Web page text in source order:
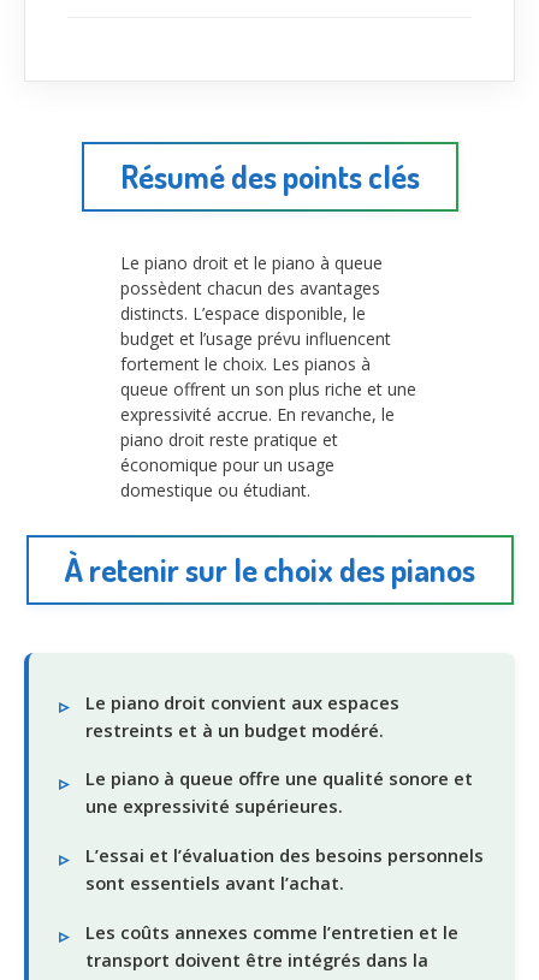
Résumé des points clés
Le piano droit et le piano à queue
possèdent chacun des avantages
distincts. L’espace disponible, le
budget et l’usage prévu influencent
fortement le choix. Les pianos à
queue offrent un son plus riche et une
expressivité accrue. En revanche, le
piano droit reste pratique et
économique pour un usage
domestique ou étudiant.
À retenir sur le choix des pianos
Le piano droit convient aux espaces
restreints et à un budget modéré.
Le piano à queue offre une qualité sonore et
une expressivité supérieures.
L’essai et l’évaluation des besoins personnels
sont essentiels avant l’achat.
Les coûts annexes comme l’entretien et le
transport doivent être intégrés dans la